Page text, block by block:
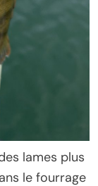
lames plus
le fourrage